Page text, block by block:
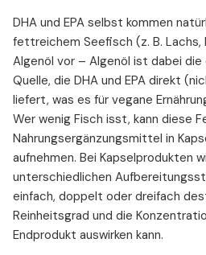
DHA und EPA selbst kommen
fettreichem Seefisch (z. B. Lachs,
Algenöl vor – Algenöl ist dabei
Quelle, die DHA und EPA direkt
liefert, was es für vegane
Wer wenig Fisch isst, kann diese
Nahrungsergänzungsmittel in
aufnehmen. Bei Kapselprodukten
unterschiedlichen
einfach, doppelt oder dreifach
Reinheitsgrad und die
Endprodukt auswirken kann.